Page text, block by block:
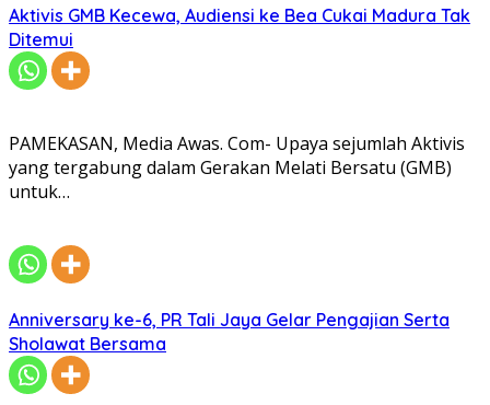
Aktivis GMB Kecewa, Audiensi ke Bea Cukai Madura Tak
Ditemui
PAMEKASAN, Media Awas. Com- Upaya sejumlah Aktivis
yang tergabung dalam Gerakan Melati Bersatu (GMB)
untuk…
Anniversary ke-6, PR Tali Jaya Gelar Pengajian Serta
Sholawat Bersama